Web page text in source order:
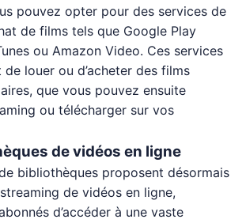
pouvez opter pour des services de
de films tels que Google Play
ou Amazon Video. Ces services
louer ou d’acheter des films
que vous pouvez ensuite
ou télécharger sur vos
de vidéos en ligne
bibliothèques proposent désormais
de vidéos en ligne,
d’accéder à une vaste